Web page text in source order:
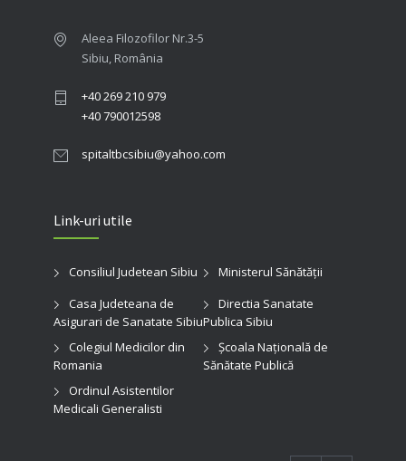
Aleea Filozofilor Nr.3-5
Sibiu, România
+40 269 210 979
+40 790012598
spitaltbcsibiu@yahoo.com
Link-uri utile
Consiliul Judetean Sibiu
Ministerul Sănătății
Casa Judeteana de
Asigurari de Sanatate Sibiu
Directia Sanatate
Publica Sibiu
Colegiul Medicilor din
Romania
Şcoala Naţională de
Sănătate Publică
Ordinul Asistentilor
Medicali Generalisti